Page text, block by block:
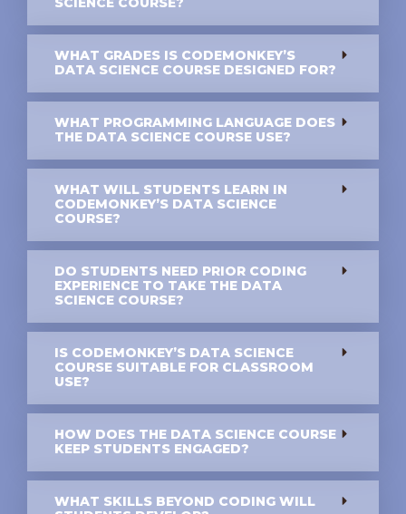
WHAT GRADES IS CODEMONKEY’S
DATA SCIENCE COURSE DESIGNED FOR?
WHAT PROGRAMMING LANGUAGE DOES
THE DATA SCIENCE COURSE USE?
WHAT WILL STUDENTS LEARN IN
CODEMONKEY’S DATA SCIENCE
COURSE?
DO STUDENTS NEED PRIOR CODING
EXPERIENCE TO TAKE THE DATA
SCIENCE COURSE?
IS CODEMONKEY’S DATA SCIENCE
COURSE SUITABLE FOR CLASSROOM
USE?
HOW DOES THE DATA SCIENCE COURSE
KEEP STUDENTS ENGAGED?
WHAT SKILLS BEYOND CODING WILL